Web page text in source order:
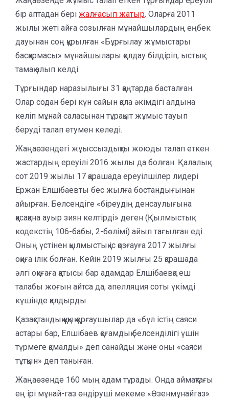
бір аптадан бері жалғасып жатыр. Оларға 2011
жылы жеті айға созылған мұнайшылардың еңбек
дауынан соң құрылған «Бұрғылау жұмыстары
басқармасы» мұнайшылары қолдау білдіріп, ыстық
тамақ алып келді.
Тұрғындар наразылығы 31 қаңтарда басталған.
Олар содан бері күн сайын қала әкімдігі алдына
келіп мұнай саласынан тұрақыт жұмыс тауып
беруді талап етумен келеді.
Жаңаөзендегі жұыссыздықты жоюды талап еткен
жастардың ереуілі 2016 жылы да болған. Қалалық
сот 2019 жылы 17 қарашада ереуілшілер лидері
Ержан Елшібаевты бес жылға бостандығынан
айырған. Белсендіге «біреудің денсаулығына
қасақана ауыр зиян келтірді» деген (Қылмыстық
кодекстің 106-бабы, 2-бөлімі) айып тағылған еді.
Оның үстінен қылмыстық іс қозғауға 2017 жылғы
оқиға ілік болған. Кейін 2019 жылғы 25 қарашада
әлгі оқиғаға қатысы бар адамдар Елшібаевқа еш
талабы жоғын айтса да, апелляция соты үкімді
күшінде қалдырды.
Қазақстандық құқық қорғаушылар да «бұл істің саяси
астары бар, Елшібаев қоғамдық белсенділігі үшін
түрмеге қамалды» деп санайды және оны «саяси
тұтқын» деп таныған.
Жаңаөзенде 160 мың адам тұрады. Онда аймақтағы
ең ірі мұнай-газ өндіруші мекеме «Өзенмұнайгаз»